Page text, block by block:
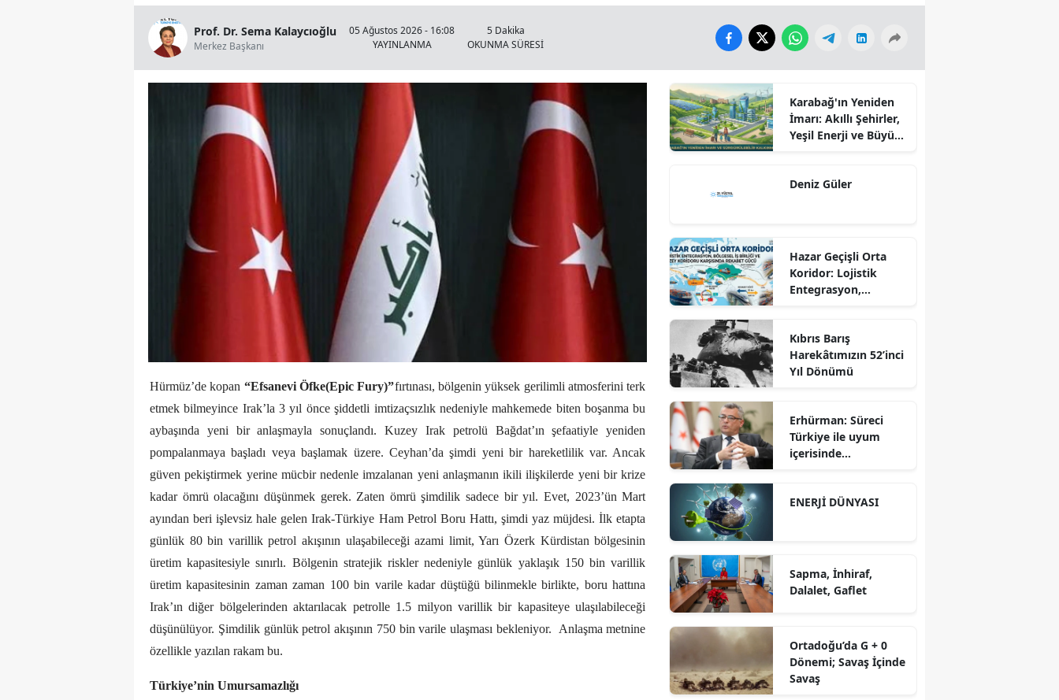
Prof. Dr. Sema Kalaycıoğlu
Merkez Başkanı
05 Ağustos 2026 - 16:08
YAYINLANMA
5 Dakika
OKUNMA SÜRESİ
Hürmüz’de kopan “Efsanevi Öfke(Epic Fury)”fırtınası, bölgenin yüksek gerilimli atmosferini terk
etmek bilmeyince Irak’la 3 yıl önce şiddetli imtizaçsızlık nedeniyle mahkemede biten boşanma bu
aybaşında yeni bir anlaşmayla sonuçlandı. Kuzey Irak petrolü Bağdat’ın şefaatiyle yeniden
pompalanmaya başladı veya başlamak üzere. Ceyhan’da şimdi yeni bir hareketlilik var. Ancak
güven pekiştirmek yerine mücbir nedenle imzalanan yeni anlaşmanın ikili ilişkilerde yeni bir krize
kadar ömrü olacağını düşünmek gerek. Zaten ömrü şimdilik sadece bir yıl. Evet, 2023’ün Mart
ayından beri işlevsiz hale gelen Irak-Türkiye Ham Petrol Boru Hattı, şimdi yaz müjdesi. İlk etapta
günlük 80 bin varillik petrol akışının ulaşabileceği azami limit, Yarı Özerk Kürdistan bölgesinin
üretim kapasitesiyle sınırlı. Bölgenin stratejik riskler nedeniyle günlük yaklaşık 150 bin varillik
üretim kapasitesinin zaman zaman 100 bin varile kadar düştüğü bilinmekle birlikte, boru hattına
Irak’ın diğer bölgelerinden aktarılacak petrolle 1.5 milyon varillik bir kapasiteye ulaşılabileceği
düşünülüyor. Şimdilik günlük petrol akışının 750 bin varile ulaşması bekleniyor. Anlaşma metnine
özellikle yazılan rakam bu.
Türkiye’nin Umursamazlığı
Karabağ'ın Yeniden
İmarı: Akıllı Şehirler,
Yeşil Enerji ve Büyük
Sürdürülebilir
Deniz Güler
Hazar Geçişli Orta
Koridor: Lojistik
Entegrasyon,
Karşısında Rekabet
Gücü
Kıbrıs Barış
Harekâtımızın 52’inci
Yıl Dönümü
Erhürman: Süreci
Türkiye ile uyum
içerisinde
ENERJİ DÜNYASI
Sapma, İnhiraf,
Dalalet, Gaflet
Ortadoğu’da G + 0
Dönemi; Savaş İçinde
Savaş